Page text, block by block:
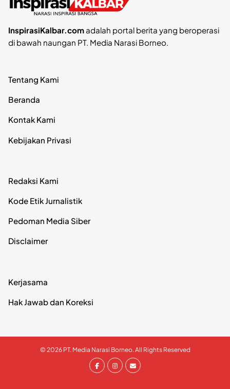
InspirasiKalbar.comadalah portal berita yang beroperasi
di bawah naungan PT. Media Narasi Borneo.
Tentang Kami
Beranda
Kontak Kami
Kebijakan Privasi
Redaksi Kami
Kode Etik Jurnalistik
Pedoman Media Siber
Disclaimer
Kerjasama
Hak Jawab dan Koreksi
© 2026 PT. Media Narasi Borneo. All Rights Reserved